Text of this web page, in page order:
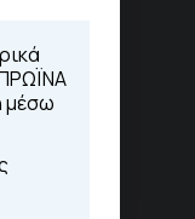
μέσω
Φλέμιγκ”